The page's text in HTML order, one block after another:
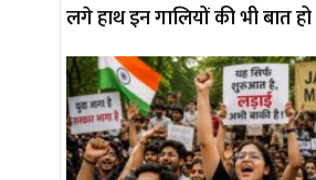
लगे हाथ इन गालियों की भी बात